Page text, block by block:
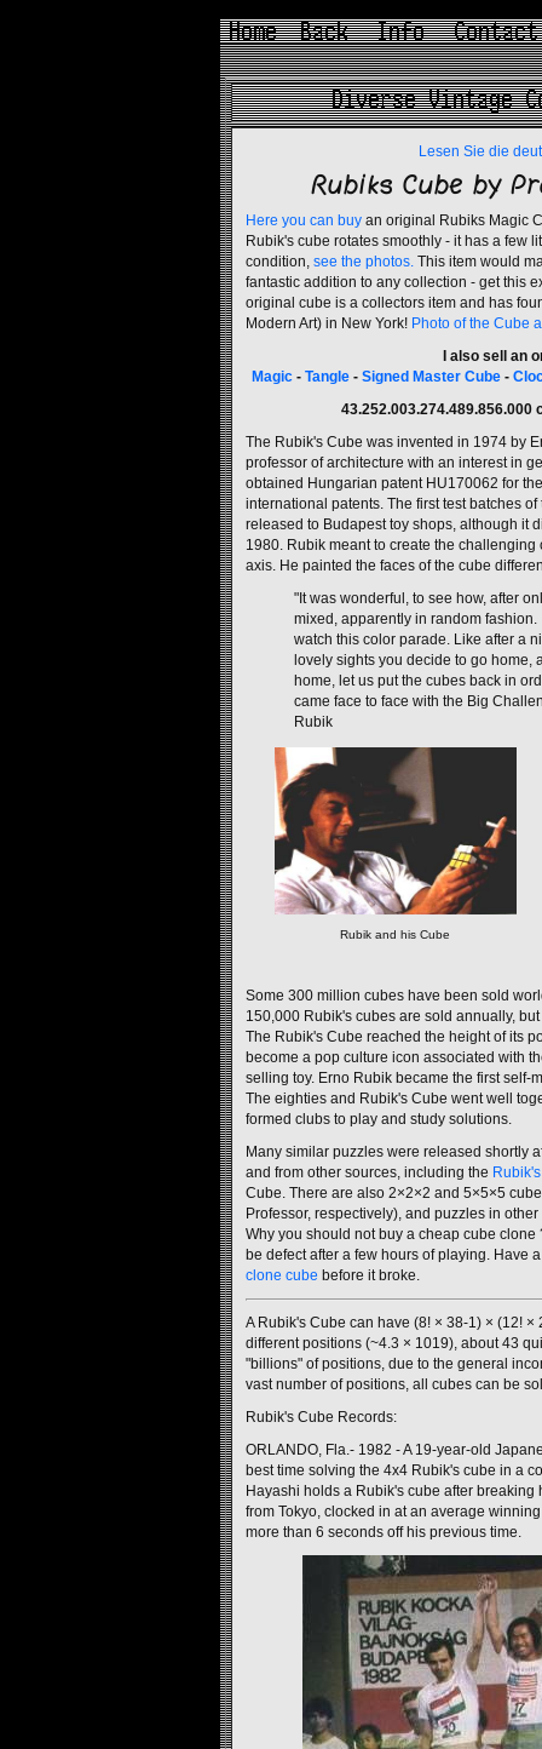
Lesen Sie die
Rubiks Cube by
Here you can buy an original Rubiks Magic
Rubik's cube rotates smoothly - it has a few
condition, see the photos. This item would
fantastic addition to any collection - get this
original cube is a collectors item and has
Modern Art) in New York! Photo of the Cube
I also sell an
Magic- Tangle- Signed Master Cube-
The Rubik's Cube was invented in 1974 by
professor of architecture with an interest in
obtained Hungarian patent HU170062 for
international patents. The first test batches
released to Budapest toy shops, although it
1980. Rubik meant to create the
axis. He painted the faces of the cube
"It was wonderful, to see how, after
mixed, apparently in random
watch this color parade. Like after a
lovely sights you decide to go home,
home, let us put the cubes back in
came face to face with the Big
Rubik
Rubik and his Cube
Some 300 million cubes have been sold
150,000 Rubik's cubes are sold annually,
The Rubik's Cube reached the height of its
become a pop culture icon associated with
selling toy. Erno Rubik became the first self-
The eighties and Rubik's Cube went well
formed clubs to play and study solutions.
Many similar puzzles were released shortly
and from other sources, including the
Cube. There are also 2×2×2 and 5×5×5
Professor, respectively), and puzzles in
Why you should not buy a cheap cube
be defect after a few hours of playing. Have
clone cube before it broke.
A Rubik's Cube can have (8! × 38-1) × (12!
different positions (~4.3 × 1019), about 43
"billions" of positions, due to the general
vast number of positions, all cubes can be
Rubik's Cube Records:
ORLANDO, Fla.- 1982 - A 19-year-old
best time solving the 4x4 Rubik's cube in a
Hayashi holds a Rubik's cube after
from Tokyo, clocked in at an average
more than 6 seconds off his previous time.